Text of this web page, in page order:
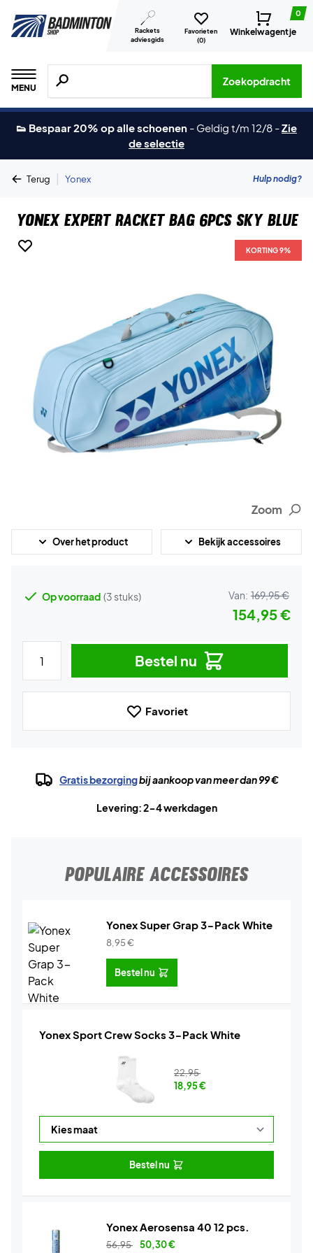
Rackets
adviesgids
Favorieten
(0)
0
Winkelwagentje
MENU
Zoeken naar producten, merken etc.
Zoekopdracht
👟 Bespaar 20% op alle schoenen - Geldig t/m 12/8 -Zie
de selectie
Terug | Yonex Hulp nodig?
Yonex Expert Racket Bag 6Pcs Sky Blue
KORTING 9%
Zoom
Over het product Bekijk accessoires
Op voorraad (3 stuks) Van: 169,95 €
154,95 €
Bestel nu
Favoriet
Gratis bezorgingbij aankoop van meer dan 99 €
Levering: 2-4 werkdagen
POPULAIRE ACCESSOIRES
Yonex Super Grap 3-Pack White
8,95€
Bestel nu
Yonex Sport Crew Socks 3-Pack White
22,95
18,95€
Bestel nu
Yonex Aerosensa 40 12 pcs.
56,95 50,30€